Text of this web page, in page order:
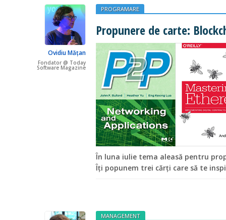
Ovidiu Mățan
Fondator @ Today
Software Magazine
PROGRAMARE
Propunere de carte:
În luna iulie tema aleasă pentru
Îți popunem trei cărți care să te
MANAGEMENT